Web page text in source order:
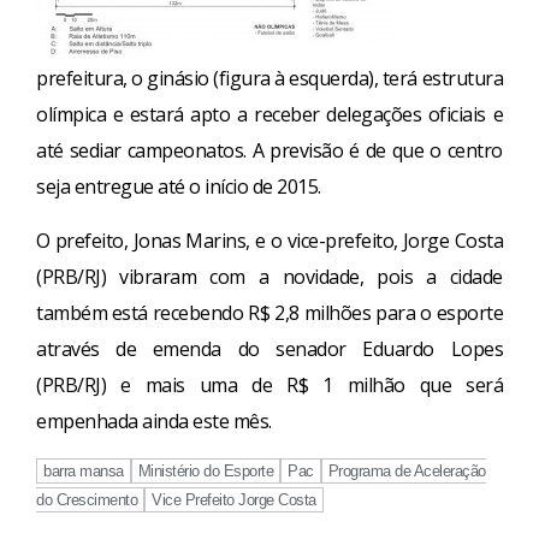
prefeitura, o ginásio (figura à esquerda), terá estrutura
olímpica e estará apto a receber delegações oficiais e
até sediar campeonatos. A previsão é de que o centro
seja entregue até o início de 2015.
O prefeito, Jonas Marins, e o vice-prefeito, Jorge Costa
(PRB/RJ) vibraram com a novidade, pois a cidade
também está recebendo R$ 2,8 milhões para o esporte
através de emenda do senador Eduardo Lopes
(PRB/RJ) e mais uma de R$ 1 milhão que será
empenhada ainda este mês.
barra mansa Ministério do Esporte Pac
Programa de Aceleração
do Crescimento
Vice Prefeito Jorge Costa